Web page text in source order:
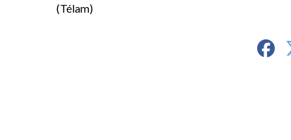
(Télam)